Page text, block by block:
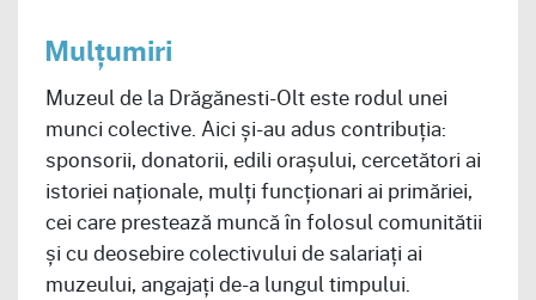
Mulțumiri
Muzeul de la Drăgănesti-Olt este rodul unei
munci colective. Aici și-au adus contribuția:
sponsorii, donatorii, edili orașului, cercetători ai
istoriei naționale, mulți funcționari ai primăriei,
cei care prestează muncă în folosul comunitătii
și cu deosebire colectivului de salariați ai
muzeului, angajați de-a lungul timpului.